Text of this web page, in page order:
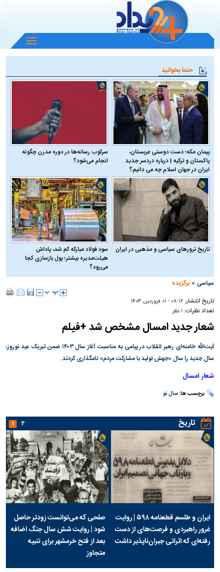
باز
و
منو
حتما بخوانید
پیمان مکه؛ دست دوستی عربستان،
پاکستان و ترکیه | درباره دردسر جدید
ایران در جهان اسلام چه می دانیم؟
سرکوب رسانه‌ها در دوره مدرن چگونه
انجام می‌شود؟
تاریخ ترورهای سیاسی و مذهبی در ایران
سود فولاد مبارکه کم شد، پاداش
هیئت‌مدیره بیشتر؛ پول بازسازی کجا
می‌رود؟
سیاسی »برگزیده
تاریخ انتشار: ۰۸:۱۶ - ۰۱ فروردين ۱۴۰۳
تعداد نظرات: ۱ نظر
شعار جدید امسال مشخص شد +فیلم
آیت‌الله خامنه‌ای رهبر انقلاب در پیامی به مناسبت آغاز سال ۱۴۰۳ ضمن تبریک عید نوروز،
سال جدید را سال «جهش تولید با مشارکت مردم» نامگذاری کردند.
شعار امسال
برچسب ها:سال نو
تاریخ
ایران و طلسم قطعنامه ۵۹۸ | روایت
غرور راهبردی و فرصت‌های از دست
رفته‌ای که اثراتی جبران‌ناپذیر داشت
صلحی که می‌توانست زودتر حاصل
شود | روایت شش سال جنگ اضافه
بعد از فتح خرمشهر برای تنبیه
متجاوز
۱ ۲